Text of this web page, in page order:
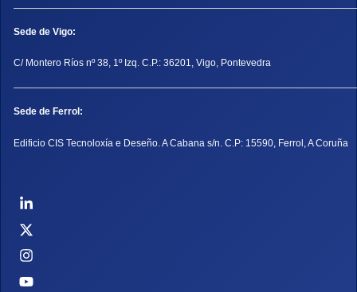
Sede de Vigo:
C/ Montero Ríos nº 38, 1º Izq. C.P.: 36201, Vigo, Pontevedra
Sede de Ferrol:
Edificio CIS Tecnoloxía e Deseño. A Cabana s/n. C.P: 15590, Ferrol, A Coruña